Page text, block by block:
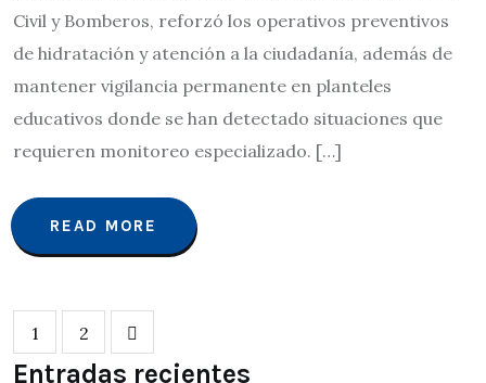
Civil y Bomberos, reforzó los operativos preventivos
de hidratación y atención a la ciudadanía, además de
mantener vigilancia permanente en planteles
educativos donde se han detectado situaciones que
requieren monitoreo especializado. […]
READ MORE
1 2
Entradas recientes